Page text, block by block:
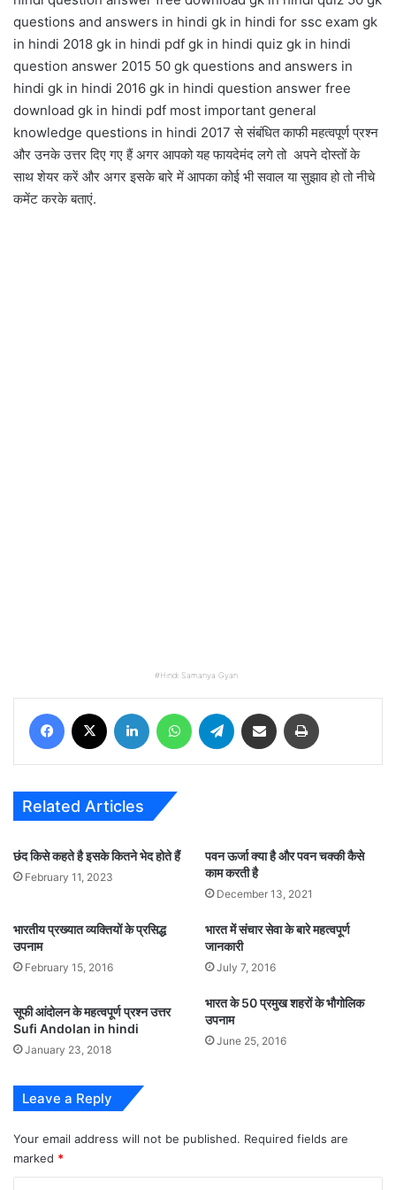
questions and answers in hindi gk in hindi for ssc exam gk
in hindi 2018 gk in hindi pdf gk in hindi quiz gk in hindi
question answer 2015 50 gk questions and answers in
hindi gk in hindi 2016 gk in hindi question answer free
download gk in hindi pdf most important general
knowledge questions in hindi 2017 से संबंधित काफी महत्वपूर्ण प्रश्न
और उनके उत्तर दिए गए हैं अगर आपको यह फायदेमंद लगे तो अपने दोस्तों के
साथ शेयर करें और अगर इसके बारे में आपका कोई भी सवाल या सुझाव हो तो नीचे
कमेंट करके बताएं.
Hindi Samanya Gyan
Facebook LinkedIn WhatsAppTelegram Share via Email
Related Articles
छंद किसे कहते है इसके कितने भेद होते हैं
February 11, 2023
पवन ऊर्जा क्या है और पवन चक्की कैसे
काम करती है
December 13, 2021
भारतीय प्रख्यात व्यक्तियों के प्रसिद्ध
उपनाम
February 15, 2016
भारत में संचार सेवा के बारे महत्वपूर्ण
जानकारी
July 7, 2016
सूफी आंदोलन के महत्वपूर्ण प्रश्न उत्तर
Sufi Andolan in hindi
January 23, 2018
भारत के 50 प्रमुख शहरों के भौगोलिक
उपनाम
June 25, 2016
Leave a Reply
Your email address will not be published. Required fields are
marked *